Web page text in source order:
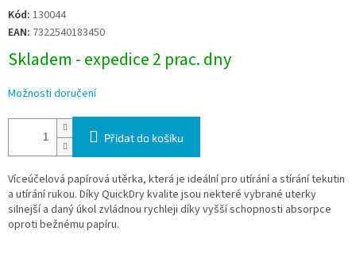
Měrná
cena:
Kód: 130044
EAN: 7322540183450
Skladem - expedice 2 prac. dny
Možnosti doručení
Přidat do košíku
Víceúčelová papírová utěrka, která je ideální pro utírání a stírání tekutin
a utírání rukou. Díky QuickDry kvalite jsou nekteré vybrané uterky
silnejší a daný úkol zvládnou rychleji díky vyšší schopnosti absorpce
oproti bežnému papíru.